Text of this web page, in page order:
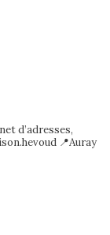
d’adresses,
📍Auray